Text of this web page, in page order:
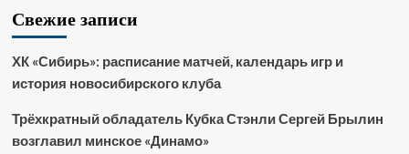
Свежие записи
ХК «Сибирь»: расписание матчей, календарь игр и
история новосибирского клуба
Трёхкратный обладатель Кубка Стэнли Сергей Брылин
возглавил минское «Динамо»